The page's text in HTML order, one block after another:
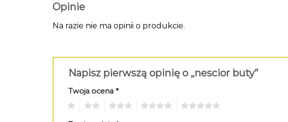
Opinie
Na razie nie ma opinii o produkcie.
Napisz pierwszą opinię o „nescior buty”
Twoja ocena *